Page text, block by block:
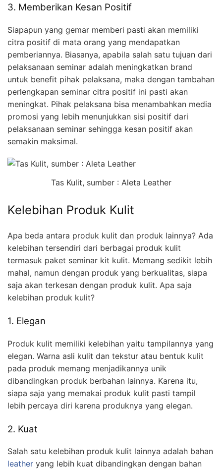
3. Memberikan Kesan Positif
Siapapun yang gemar memberi pasti akan memiliki
citra positif di mata orang yang mendapatkan
pemberiannya. Biasanya, apabila salah satu tujuan dari
pelaksanaan seminar adalah meningkatkan brand
untuk benefit pihak pelaksana, maka dengan tambahan
perlengkapan seminar citra positif ini pasti akan
meningkat. Pihak pelaksana bisa menambahkan media
promosi yang lebih menunjukkan sisi positif dari
pelaksanaan seminar sehingga kesan positif akan
semakin maksimal.
Tas Kulit, sumber : Aleta Leather
Kelebihan Produk Kulit
Apa beda antara produk kulit dan produk lainnya? Ada
kelebihan tersendiri dari berbagai produk kulit
termasuk paket seminar kit kulit. Memang sedikit lebih
mahal, namun dengan produk yang berkualitas, siapa
saja akan terkesan dengan produk kulit. Apa saja
kelebihan produk kulit?
1. Elegan
Produk kulit memiliki kelebihan yaitu tampilannya yang
elegan. Warna asli kulit dan tekstur atau bentuk kulit
pada produk memang menjadikannya unik
dibandingkan produk berbahan lainnya. Karena itu,
siapa saja yang memakai produk kulit pasti tampil
lebih percaya diri karena produknya yang elegan.
2. Kuat
Salah satu kelebihan produk kulit lainnya adalah bahan
leather yang lebih kuat dibandingkan dengan bahan